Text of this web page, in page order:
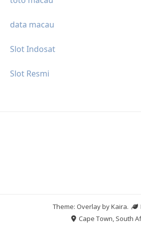
data macau
Slot Indosat
Slot Resmi
Theme: Overlay byKaira.
Cape Town, South